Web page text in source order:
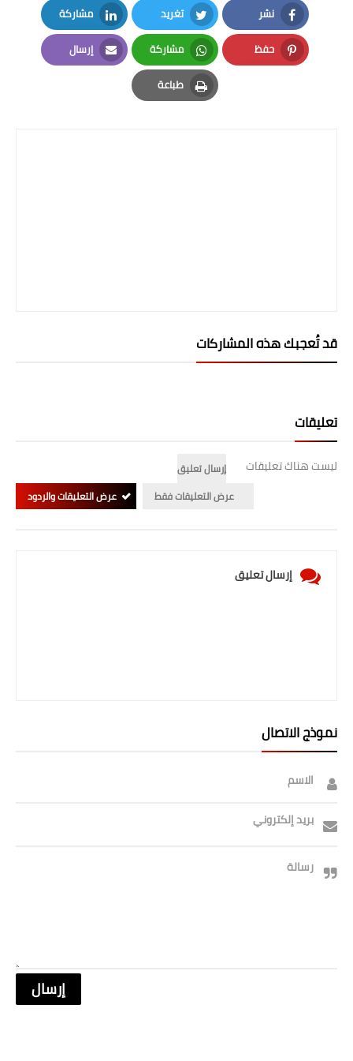
المرحلة الاعدادية
ملازم دراسية
المرحلة الابتدائية
الجامعات
نشر
Facebook
تغريد
Twitter
مشاركة
LinkedIn
حفظ
Pinterest
مشاركة
Whatsapp
إرسال
Email
طباعة
Print
قد تُعجبك هذه المشاركات
تعليقات
ليست هناك تعليقات
إرسال تعليق
عرض التعليقات فقط
عرض التعليقات والردود
إرسال تعليق
نموذج الاتصال
الاسم
بريد إلكتروني
رسالة